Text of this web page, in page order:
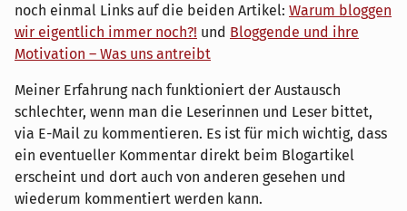
noch einmal Links auf die beiden Artikel: Warum bloggen
wir eigentlich immer noch?! und Bloggende und ihre
Motivation – Was uns antreibt
Meiner Erfahrung nach funktioniert der Austausch
schlechter, wenn man die Leserinnen und Leser bittet,
via E-Mail zu kommentieren. Es ist für mich wichtig, dass
ein eventueller Kommentar direkt beim Blogartikel
erscheint und dort auch von anderen gesehen und
wiederum kommentiert werden kann.